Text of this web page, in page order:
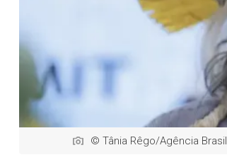
© Tânia Rêgo/Agência Brasil